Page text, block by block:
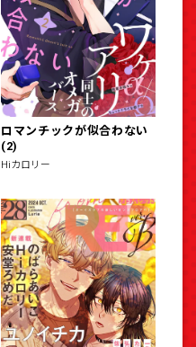
ロマンチックが似合わない
(2)
Hiカロリー